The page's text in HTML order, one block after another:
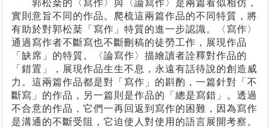
郭松棻的〈寫作〉與〈論寫作〉是兩篇看似相仿，
實則意旨不同的作品。爬梳這兩篇作品的不同特質，將
有助於對郭松棻「寫作」特質的進一步認識。〈寫作〉
通過寫作者不斷寫也不斷刪稿的徒勞工作，展現作品
「缺席」的特質。〈論寫作〉描繪讀者詮釋對作品的
「錯置」，展現作品生生不息，永遠有話待說的創造威
力。這兩篇作品都是對「寫作」的斟酌，一篇針對「不
斷寫」的作品，另一篇則是作品的「總是寫錯」。透過
不合意的作品，它們一再回返到寫作的困難，因為寫作
是溝通的不斷受阻，它迫使人對使用的語言展開考察。